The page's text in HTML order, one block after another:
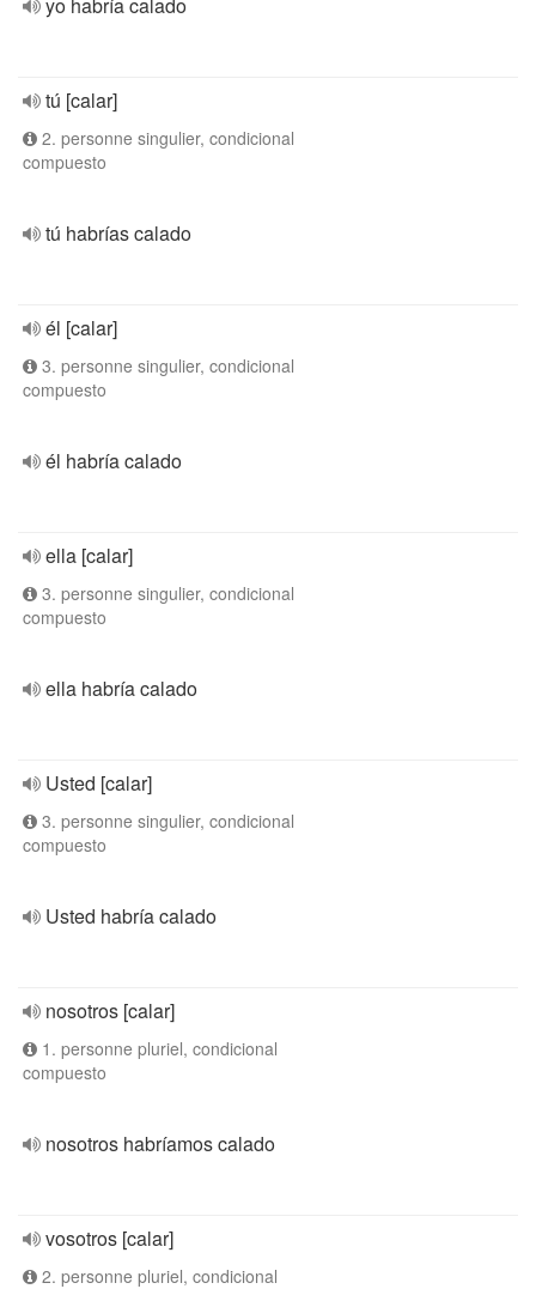
tú [calar]
2. personne singulier, condicional
compuesto
tú habrías calado
él [calar]
3. personne singulier, condicional
compuesto
él habría calado
ella [calar]
3. personne singulier, condicional
compuesto
ella habría calado
Usted [calar]
3. personne singulier, condicional
compuesto
Usted habría calado
nosotros [calar]
1. personne pluriel, condicional
compuesto
nosotros habríamos calado
vosotros [calar]
2. personne pluriel, condicional